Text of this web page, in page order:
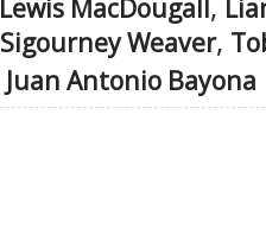
Lewis MacDougall
Sigourney Weaver,
Juan Antonio Bayona